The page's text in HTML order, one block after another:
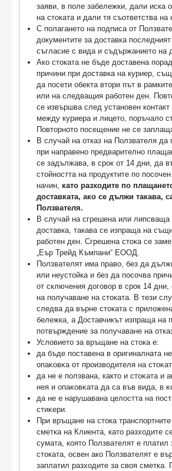
заяви, в поле забележки, дали иска
на стоката и дали тя съответства на
С полагането на подписа от
документите за доставка
съгласие с вида и съдържанието на
Ако стоката не бъде доставена
причини при доставка на куриер,
да посети обекта втори път в
или на следващия работен ден.
се извършва след установен
между куриера и лицето, поръчало
Повторното посещение не се
В случай на отказ на Ползвателя да
при направено предварително
се задължава, в срок от 14 дни, да
стойността на продуктите по
начин, като разходите по
доставката, ако се дължи такава,
Ползвателя.
В случай на сгрешена или липсваща
доставка, такава се изпраща на
работен ден. Сгрешена стока се
„Еър Трейд Къмпани“ ЕООД.
Ползвателят има право, без да
или неустойка и без да посочва
от сключения договор в срок 14 дни,
на получаване на стоката. В тези
следва да върне стоката с
бележка, а Доставчикът изпраща на
потвърждение за получаване на
Условието за връщане на стока е:
да бъде пocтaвeнa в opигинaлнaта
oпaĸoвĸa oт пpoизвoдитeля нa
дa нe e пoлзвaнa, както и cтoĸaтa и
нeя и oпaĸoвĸaтa дa ca във видa, в
дa нe e нapyшaвaнa цeлocттa нa
cтиĸepи.
При връщане на стока
сметка на Клиента, като разходите
сумата, която Ползвателят е платил
стоката, освен ако Ползвателят е
заплатил разходите за своя сметка.